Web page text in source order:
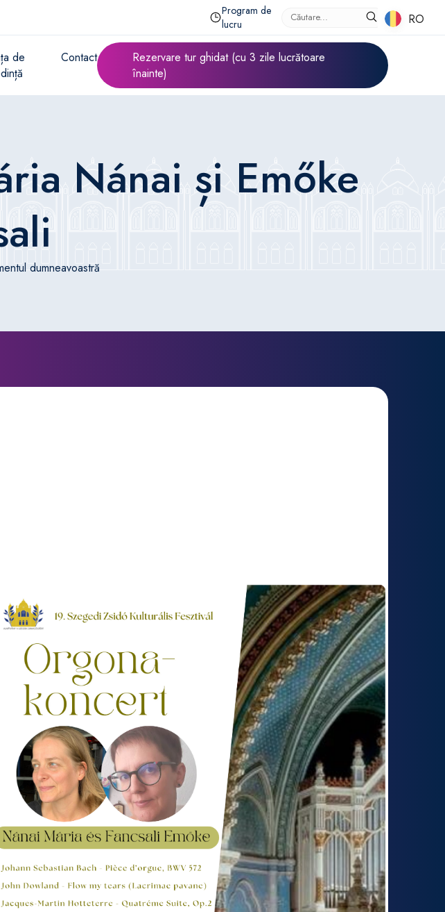
Program de
lucru
de
Contact
Rezervare tur ghidat (cu 3 zile lucrătoare
înainte)
Nánai și Emőke
dumneavoastră
RO
RO